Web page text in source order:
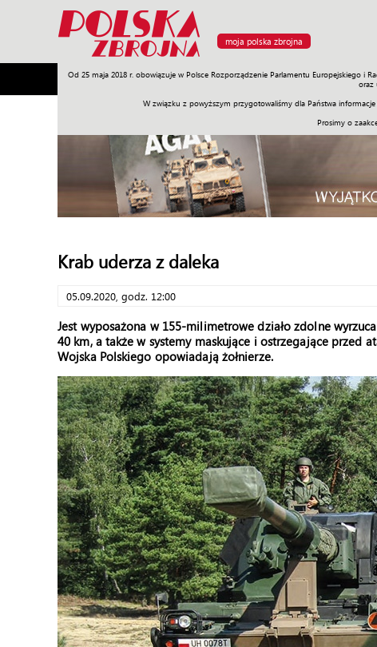
moja polska zbrojna
Od 25 maja 2018 r. obowiązuje w Polsce Rozporządzenie Parlamentu Europejskiego i
oraz
W związku z powyższym przygotowaliśmy dla Państwa
Prosimy o
Armia Poligon Sprzęt Misje Polityka Prawo
Krab uderza z daleka
05.09.2020, godz. 12:00
Jest wyposażona w 155-milimetrowe działo zdolne
40 km, a także w systemy maskujące i ostrzegające przed
Wojska Polskiego opowiadają żołnierze.